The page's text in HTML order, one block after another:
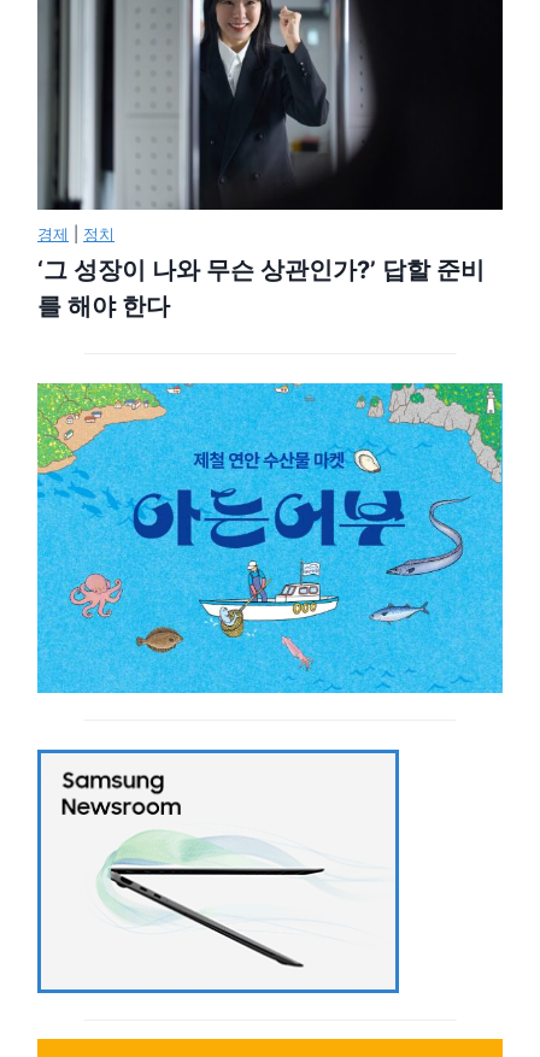
경제 정치
‘그 성장이 나와 무슨 상관인가?’ 답할 준비
를 해야 한다